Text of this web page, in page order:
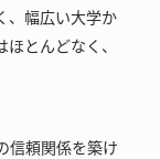
、幅広い大学か
とんどなく、
信頼関係を築け